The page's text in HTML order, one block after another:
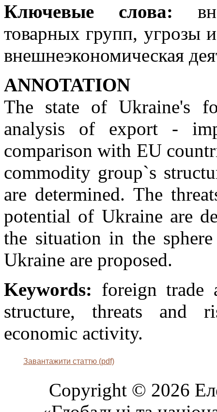
Ключевые слова:
товарных групп, угрозы
внешнеэкономическая
ANNOTATION
The state of Ukraine's
analysis of export -
comparison with EU
commodity group`s
are determined. The
potential of Ukraine are
the situation in the
Ukraine are proposed.
Keywords: foreign trade
structure, threats and
economic activity.
Завантажити статтю (pdf)
Copyright © 2026